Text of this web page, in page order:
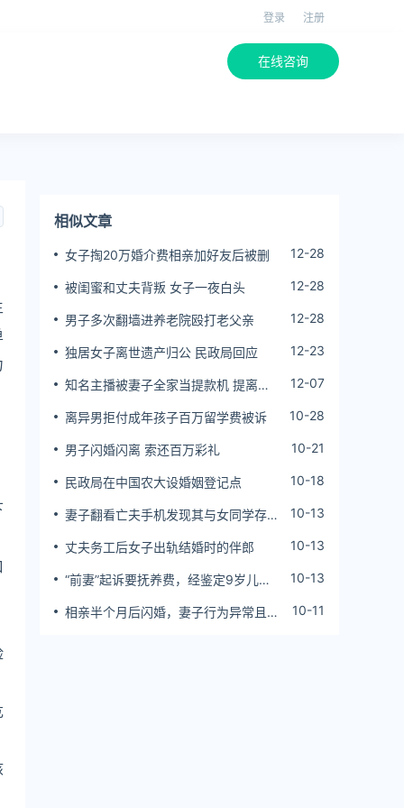
登录 注册
在线咨询
相似文章
女子掏20万婚介费相亲加好友后被删 12-28
被闺蜜和丈夫背叛 女子一夜白头 12-28
男子多次翻墙进养老院殴打老父亲 12-28
独居女子离世遗产归公 民政局回应 12-23
知名主播被妻子全家当提款机 提离婚
12-07
离异男拒付成年孩子百万留学费被诉 10-28
男子闪婚闪离 索还百万彩礼 10-21
民政局在中国农大设婚姻登记点 10-18
妻子翻看亡夫手机发现其与女同学存婚
10-13
丈夫务工后女子出轨结婚时的伴郎 10-13
“前妻”起诉要抚养费，经鉴定9岁儿子
10-13
相亲半个月后闪婚，妻子行为异常且持
10-11